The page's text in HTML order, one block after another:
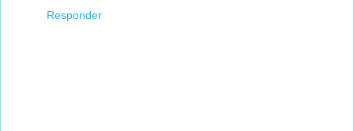
Responder